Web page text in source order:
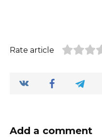
Rate article
Add a comment